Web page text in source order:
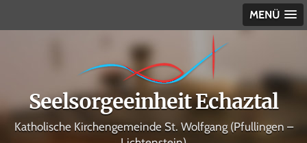
MENÜ
Seelsorgeeinheit Echaztal
Katholische Kirchengemeinde St. Wolfgang (Pfullingen –